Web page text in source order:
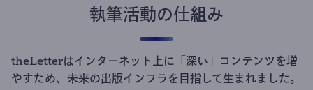
執筆活動の仕組み
theLetterはインターネット上に「深い」コンテンツを増
やすため、未来の出版インフラを目指して生まれました。